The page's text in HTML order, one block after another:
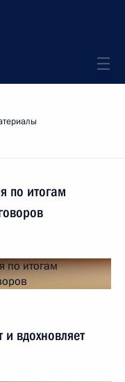
по итогам
и вдохновляет